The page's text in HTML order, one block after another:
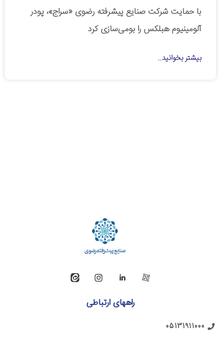
با حمایت شرکت صنایع پیشرفته رضوی «سراج»، پودر
آلومینیوم هبلکس را بومی‌سازی کرد
بیشتر بخوانید..
راههای ارتباطی
05131911000